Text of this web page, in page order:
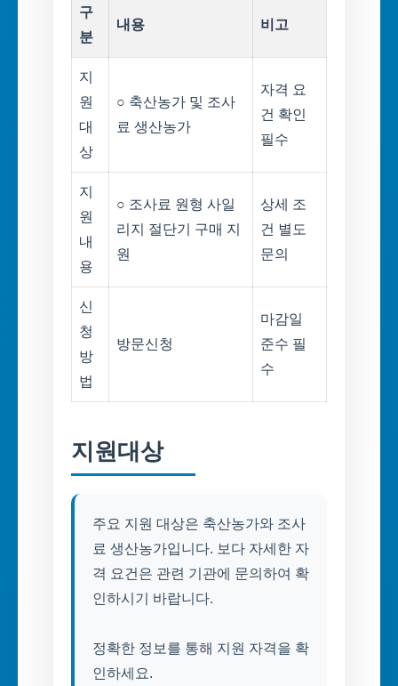
구
분
내용 비고
지
원
대
상
○ 축산농가 및 조사
료 생산농가
자격 요
건 확인
필수
지
원
내
용
○ 조사료 원형 사일
리지 절단기 구매 지
원
상세 조
건 별도
문의
신
청
방
법
방문신청
마감일
준수 필
수
지원대상
주요 지원 대상은 축산농가와 조사
료 생산농가입니다. 보다 자세한 자
격 요건은 관련 기관에 문의하여 확
인하시기 바랍니다.
정확한 정보를 통해 지원 자격을 확
인하세요.